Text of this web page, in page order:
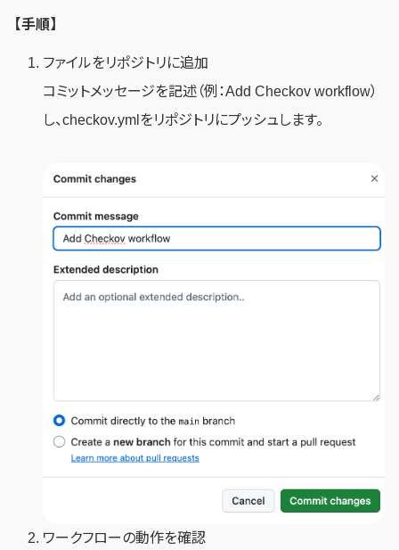
【手順】
ファイルをリポジトリに追加
コミットメッセージを記述（例：Add Checkov workflow）
し、checkov.ymlをリポジトリにプッシュします。
ワークフローの動作を確認